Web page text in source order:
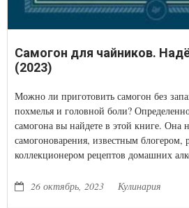
Самогон для чайников.
(2023)
Можно ли приготовить самогон без
похмелья и головной боли?
самогона вы найдете в этой книге. Она
самогоноварения, известным блогером,
коллекционером рецептов домашних
26 октябрь, 2023 Кулинария